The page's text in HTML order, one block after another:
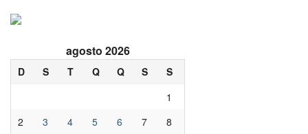
agosto 2026
D S T Q Q S
S
1
2
3 4 5 6 7
8